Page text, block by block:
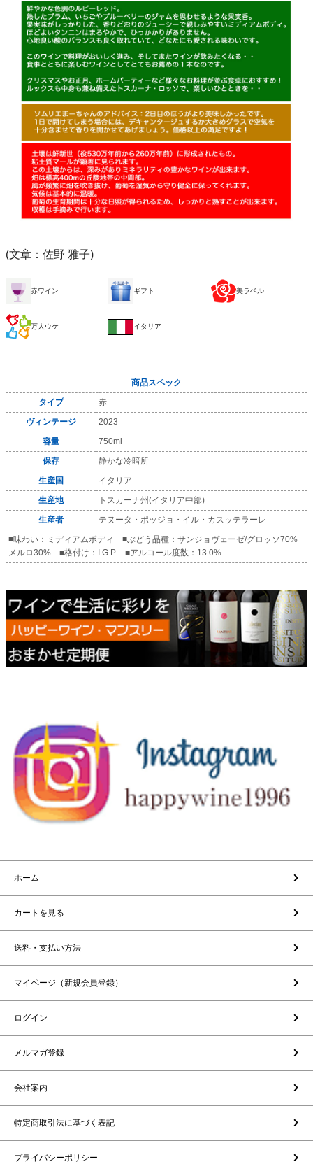
(文章：佐野 雅子)
赤ワイン ギフト 美ラベル
万人ウケ イタリア
商品スペック
タイプ
赤
ヴィンテージ
2023
容量
750ml
保存
静かな冷暗所
生産国
イタリア
生産地
トスカーナ州(イタリア中部)
生産者
テヌータ・ポッジョ・イル・カスッテラーレ
■味わい：ミディアムボディ ■ぶどう品種：サンジョヴェーゼ/グロッソ70%
メルロ30% ■格付け：I.G.P. ■アルコール度数：13.0%
ホーム
カートを見る
送料・支払い方法
マイページ（新規会員登録）
ログイン
メルマガ登録
会社案内
特定商取引法に基づく表記
プライバシーポリシー